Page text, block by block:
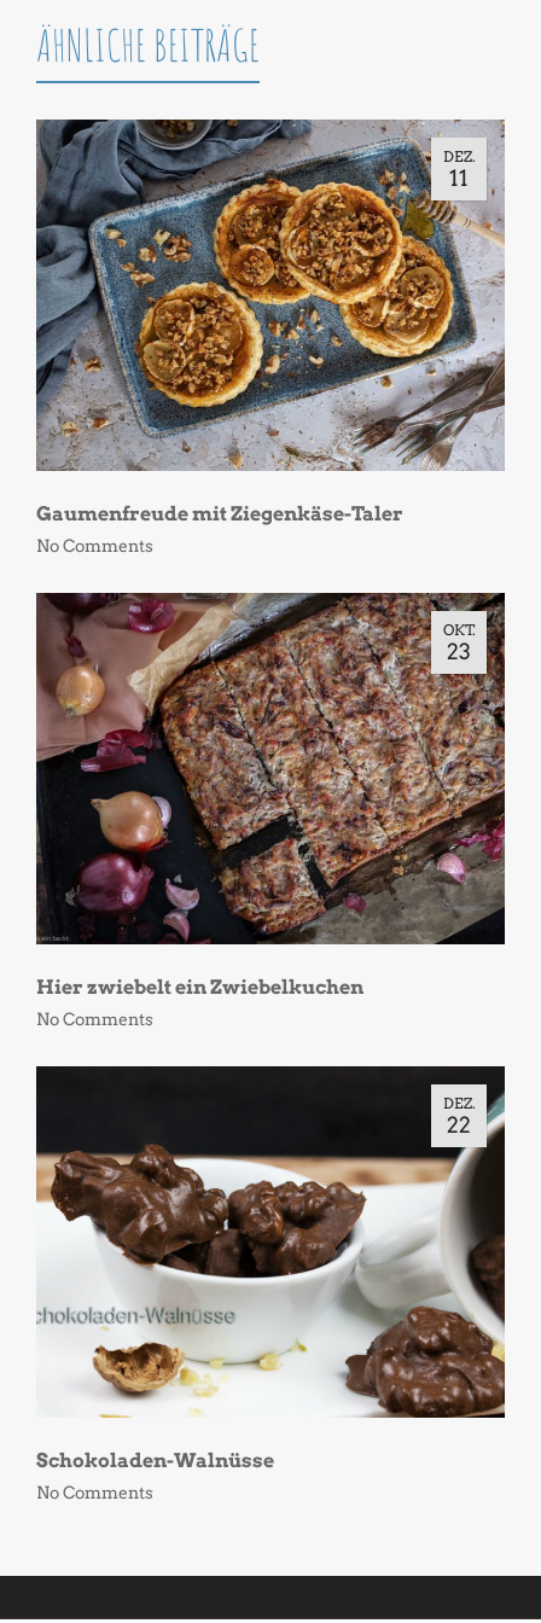
ÄHNLICHE BEITRÄGE
DEZ.
11
Gaumenfreude mit Ziegenkäse-Taler
No Comments
OKT.
23
Hier zwiebelt ein Zwiebelkuchen
No Comments
DEZ.
22
Schokoladen-Walnüsse
No Comments